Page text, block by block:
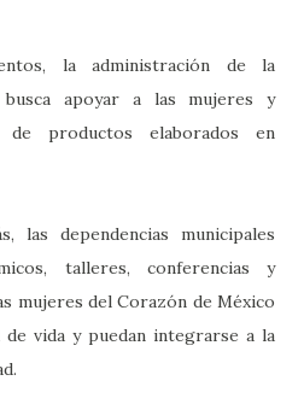
la administración de la
apoyar a las mujeres y
productos elaborados en
las dependencias municipales
talleres, conferencias y
mujeres del Corazón de México
vida y puedan integrarse a la